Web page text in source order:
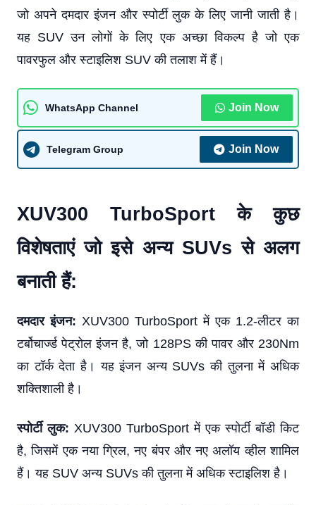
जो अपने दमदार इंजन और स्पोर्टी लुक के लिए जानी जाती है।
यह SUV उन लोगों के लिए एक अच्छा विकल्प है जो एक
पावरफुल और स्टाइलिश SUV की तलाश में हैं।
WhatsApp Channel Join Now
Telegram Group Join Now
XUV300 TurboSport के कुछ
विशेषताएं जो इसे अन्य SUVs से अलग
बनाती हैं:
दमदार इंजन: XUV300 TurboSport में एक 1.2-लीटर का
टर्बोचार्ज्ड पेट्रोल इंजन है, जो 128PS की पावर और 230Nm
का टॉर्क देता है। यह इंजन अन्य SUVs की तुलना में अधिक
शक्तिशाली है।
स्पोर्टी लुक: XUV300 TurboSport में एक स्पोर्टी बॉडी किट
है, जिसमें एक नया ग्रिल, नए बंपर और नए अलॉय व्हील शामिल
हैं। यह SUV अन्य SUVs की तुलना में अधिक स्टाइलिश है।